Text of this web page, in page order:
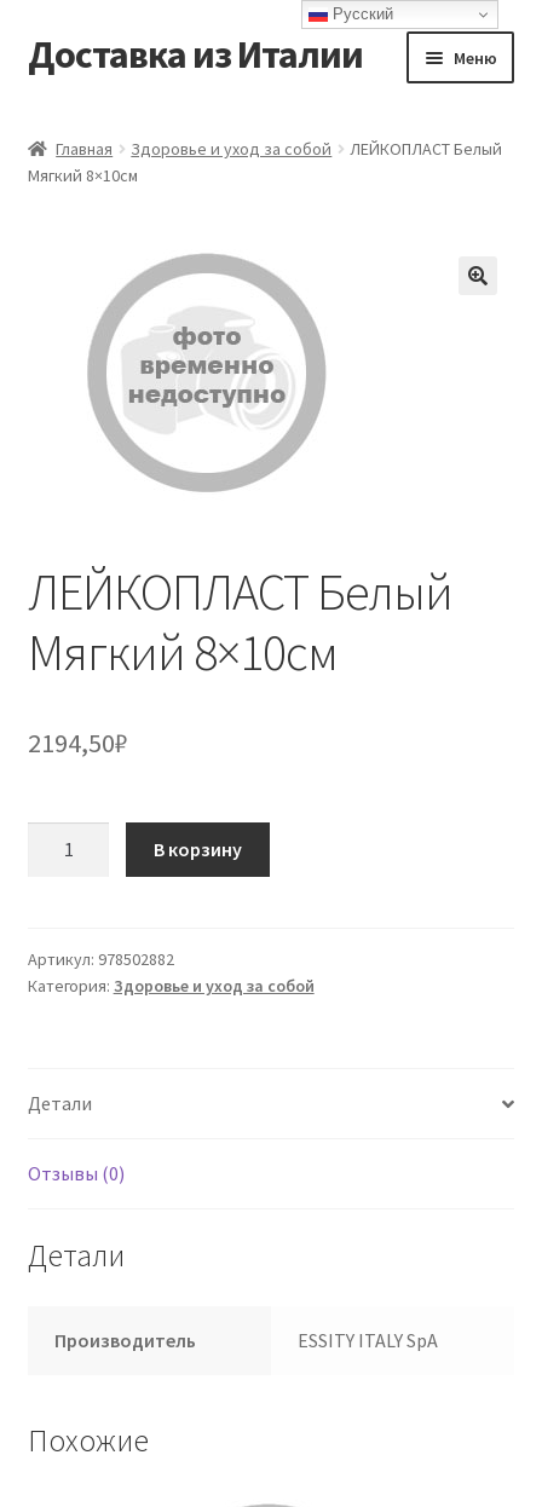
Перейти
к
Перейти
к
Доставка из Италии Меню
Доставка
Оформление заказа
Главная Здоровье и уход за собой
ЛЕЙКОПЛАСТ Белый
Мягкий 8×10см
ЛЕЙКОПЛАСТ Белый
Мягкий 8×10см
2194,50₽
Мягкий
8x10см
В корзину
Артикул: 978502882
Категория: Здоровье и уход за собой
Детали
Отзывы (0)
Детали
Производитель ESSITY ITALY SpA
Похожие
Русский